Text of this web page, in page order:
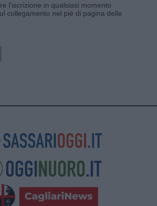
l'iscrizione in qualsiasi momento
collegamento nel piè di pagina delle